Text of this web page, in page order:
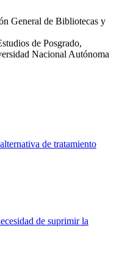
General de Bibliotecas y
de Posgrado,
Nacional Autónoma
de tratamiento
de suprimir la